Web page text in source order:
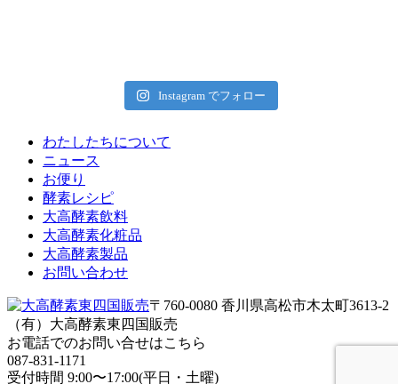
Instagram でフォロー
わたしたちについて
ニュース
お便り
酵素レシピ
大高酵素飲料
大高酵素化粧品
大高酵素製品
お問い合わせ
〒760-0080 香川県高松市木太町3613-2
（有）大高酵素東四国販売
お電話でのお問い合せはこちら
087-831-1171
受付時間 9:00〜17:00(平日・土曜)